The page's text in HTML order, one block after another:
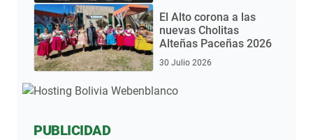
El Alto corona a las
nuevas Cholitas
Alteñas Paceñas 2026
30 Julio 2026
PUBLICIDAD